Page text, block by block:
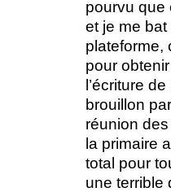
pourvu que
et je me
plateforme,
pour
l’écriture
brouillon
réunion
la primaire
total pour
une terrible